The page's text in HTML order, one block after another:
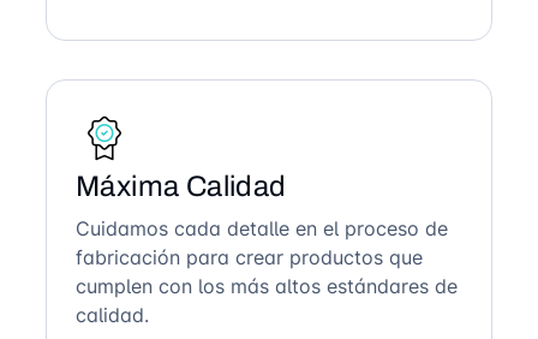
Máxima Calidad
Cuidamos cada detalle en el proceso de
fabricación para crear productos que
cumplen con los más altos estándares de
calidad.